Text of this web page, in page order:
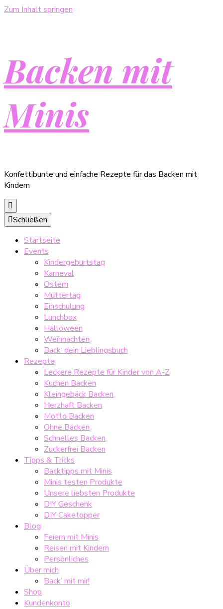
Zum Inhalt springen
Backen mit
Minis
Konfettibunte und einfache Rezepte für das Backen mit
Kindern
Schließen
Startseite
Events
Kindergeburtstag
Karneval
Ostern
Muttertag
Einschulung
Lunchbox
Halloween
Weihnachten
Back‘ dein Lieblingsbuch
Rezepte
Leckere Rezepte für Kinder von A-Z
Kuchen Backen
Kleingebäck Backen
Herzhaft Backen
Motto Backen
Ohne Backen
Schnelles Backen
Zuckerfrei Backen
Tipps & Tricks
Backtipps mit Minis
Minis testen Produkte
Unsere liebsten Produkte
DIY Geschenk
DIY Caketopper
Blog
Feiern mit Minis
Reisen mit Kindern
Persönliches
Über mich
Back’ mit mir!
Shop
Kundenkonto